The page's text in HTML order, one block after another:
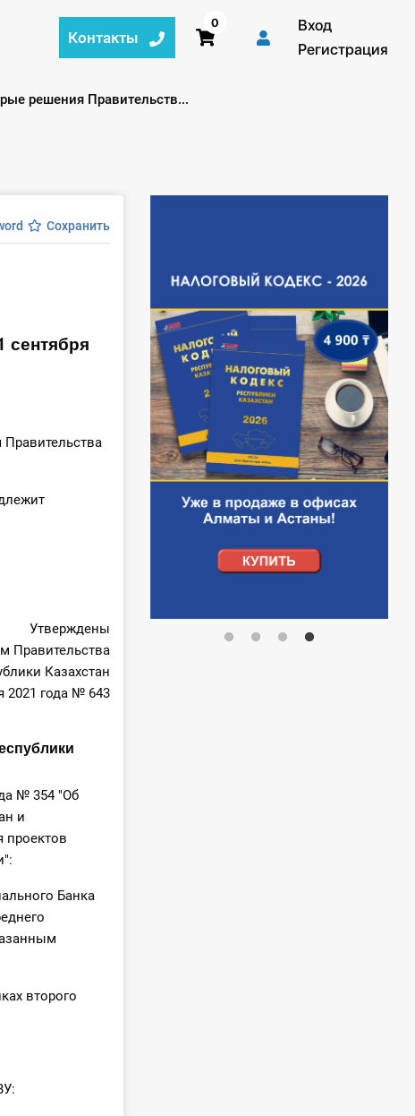
Контакты
0
Вход
Регистрация
решения Правительств...
Сохранить
сентября
Утверждены
Правительства
Казахстан
2021 года № 643
№ 354 "Об
и
проектов
Банка
второго